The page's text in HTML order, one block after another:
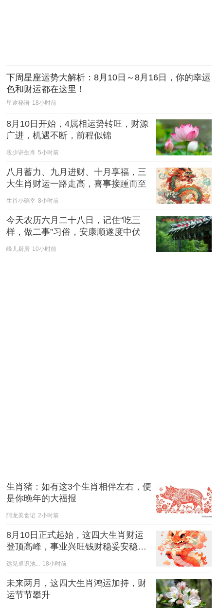
下周星座运势大解析：8月10日～8月16日，你的幸运
色和财运都在这里！
星途秘语 18小时前
8月10日开始，4属相运势转旺，财源
广进，机遇不断，前程似锦
段少讲生肖 5小时前
八月蓄力、九月进财、十月享福，三
大生肖财运一路走高，喜事接踵而至
生肖小确幸 8小时前
今天农历六月二十八日，记住“吃三
样，做二事”习俗，安康顺遂度中伏
峰儿厨房 10小时前
生肖猪：如有这3个生肖相伴左右，便
是你晚年的大福报
阿龙美食记 2小时前
8月10日正式起始，这四大生肖财运
登顶高峰，事业兴旺钱财稳妥安稳归
入囊中
远见卓识池... 18小时前
未来两月，这四大生肖鸿运加持，财
运节节攀升